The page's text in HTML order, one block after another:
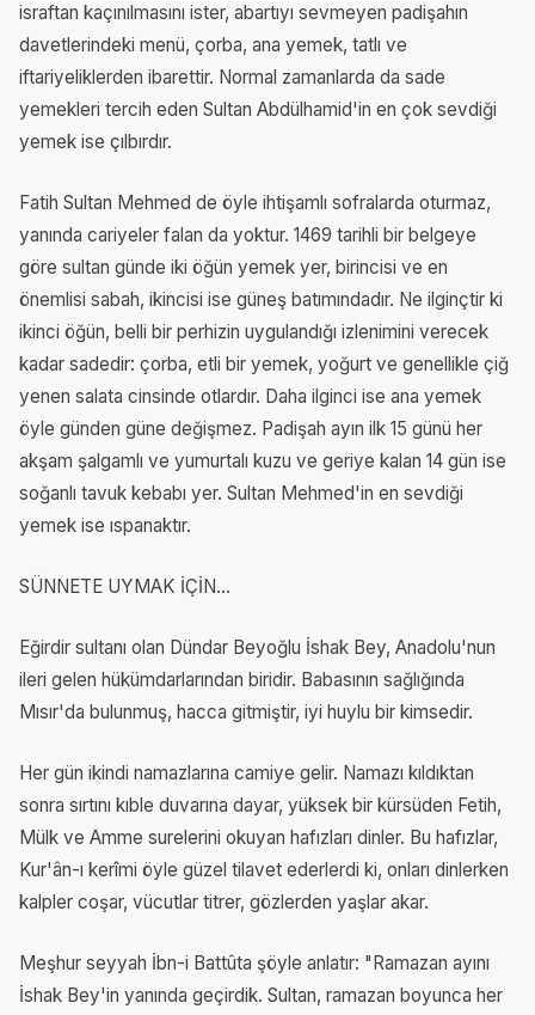
israftan kaçınılmasını ister, abartıyı sevmeyen padişahın
davetlerindeki menü, çorba, ana yemek, tatlı ve
iftariyeliklerden ibarettir. Normal zamanlarda da sade
yemekleri tercih eden Sultan Abdülhamid'in en çok sevdiği
yemek ise çılbırdır.
Fatih Sultan Mehmed de öyle ihtişamlı sofralarda oturmaz,
yanında cariyeler falan da yoktur. 1469 tarihli bir belgeye
göre sultan günde iki öğün yemek yer, birincisi ve en
önemlisi sabah, ikincisi ise güneş batımındadır. Ne ilginçtir ki
ikinci öğün, belli bir perhizin uygulandığı izlenimini verecek
kadar sadedir: çorba, etli bir yemek, yoğurt ve genellikle çiğ
yenen salata cinsinde otlardır. Daha ilginci ise ana yemek
öyle günden güne değişmez. Padişah ayın ilk 15 günü her
akşam şalgamlı ve yumurtalı kuzu ve geriye kalan 14 gün ise
soğanlı tavuk kebabı yer. Sultan Mehmed'in en sevdiği
yemek ise ıspanaktır.
SÜNNETE UYMAK İÇİN...
Eğirdir sultanı olan Dündar Beyoğlu İshak Bey, Anadolu'nun
ileri gelen hükümdarlarından biridir. Babasının sağlığında
Mısır'da bulunmuş, hacca gitmiştir, iyi huylu bir kimsedir.
Her gün ikindi namazlarına camiye gelir. Namazı kıldıktan
sonra sırtını kıble duvarına dayar, yüksek bir kürsüden Fetih,
Mülk ve Amme surelerini okuyan hafızları dinler. Bu hafızlar,
Kur'ân-ı kerîmi öyle güzel tilavet ederlerdi ki, onları dinlerken
kalpler coşar, vücutlar titrer, gözlerden yaşlar akar.
Meşhur seyyah İbn-i Battûta şöyle anlatır: "Ramazan ayını
İshak Bey'in yanında geçirdik. Sultan, ramazan boyunca her